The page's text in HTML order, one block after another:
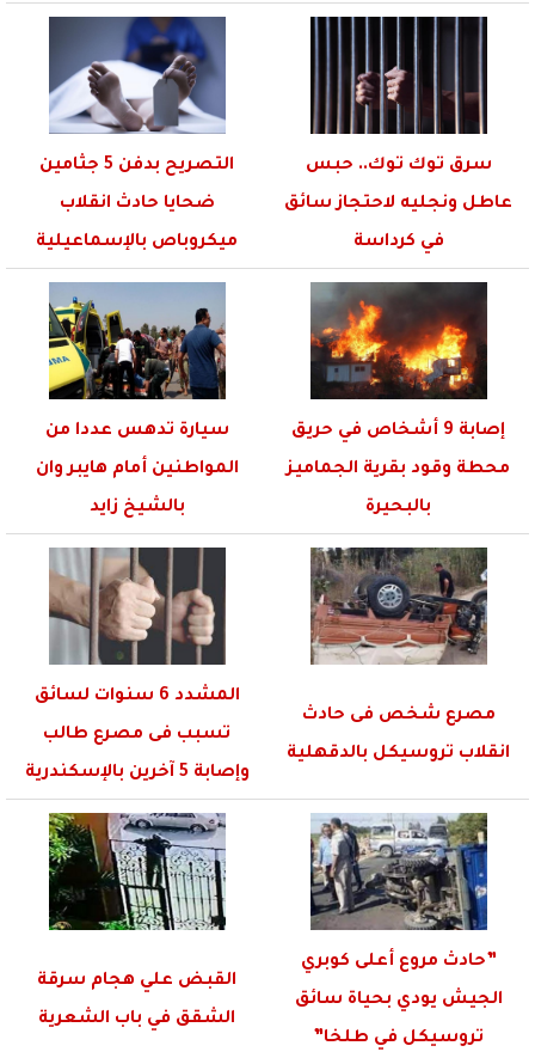
سرق توك توك.. حبس
عاطل ونجليه لاحتجاز سائق
في كرداسة
التصريح بدفن 5 جثامين
ضحايا حادث انقلاب
ميكروباص بالإسماعيلية
إصابة 9 أشخاص في حريق
محطة وقود بقرية الجماميز
بالبحيرة
سيارة تدهس عددا من
المواطنين أمام هايبر وان
بالشيخ زايد
مصرع شخص فى حادث
انقلاب تروسيكل بالدقهلية
المشدد 6 سنوات لسائق
تسبب فى مصرع طالب
وإصابة 5 آخرين بالإسكندرية
”حادث مروع أعلى كوبري
الجيش يودي بحياة سائق
تروسيكل في طلخا”
القبض علي هجام سرقة
الشقق في باب الشعرية